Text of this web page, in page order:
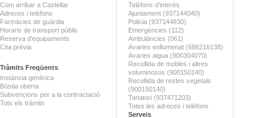
Com arribar a Castellar
Adreces i telèfons
Farmàcies de guàrdia
Horaris de transport públic
Reserva d'equipaments
Cita prèvia
Tràmits Freqüents
Instància genèrica
Bústia oberta
Subvencions per a la contractació
Tots els tràmits
Telèfons d'interès
Ajuntament (937144040)
Policia (937144830)
Emergències (112)
Ambulàncies (061)
Avaries enllumenat (686216138)
Avaries aigua (900304070)
Recollida de mobles i altres
voluminosos (900150140)
Recollida de restes vegetals
(900150140)
Tanatori (937471203)
Totes les adreces i telèfons
Serveis